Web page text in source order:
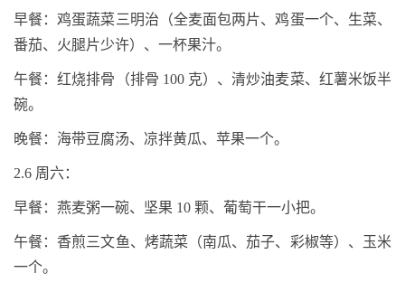
早餐：鸡蛋蔬菜三明治（全麦面包两片、鸡蛋一个、生菜、
番茄、火腿片少许）、一杯果汁。
午餐：红烧排骨（排骨 100 克）、清炒油麦菜、红薯米饭半
碗。
晚餐：海带豆腐汤、凉拌黄瓜、苹果一个。
2.6 周六：
早餐：燕麦粥一碗、坚果 10 颗、葡萄干一小把。
午餐：香煎三文鱼、烤蔬菜（南瓜、茄子、彩椒等）、玉米
一个。